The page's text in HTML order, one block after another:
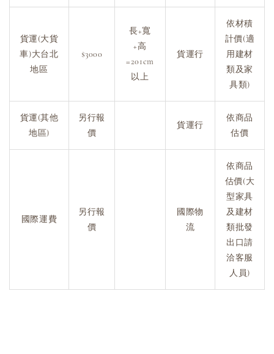
貨運(大貨
車)大台北
地區
$3000
長+寬
+高
=201cm
以上
貨運行
依材積
計價(適
用建材
類及家
具類)
貨運(其他
地區)
另行報
價
貨運行
依商品
估價
國際運費
另行報
價
國際物
流
依商品
估價(大
型家具
及建材
類批發
出口請
洽客服
人員)